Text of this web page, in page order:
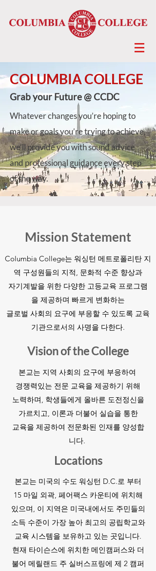
COLUMBIA COLLEGE
Grab your Future @ CCDC
Whatever changes you’re hoping to
make or goals you’re trying to achieve,
we’ll provide you with sound advice
and professional guidance every step
of the way.
Mission Statement
Columbia College는 워싱턴 메트로폴리탄 지
역 구성원들의 지적, 문화적 수준 향상과
자기계발을 위한 다양한 고등교육 프로그램
을 제공하며 빠르게 변화하는
글로벌 사회의 요구에 부응할 수 있도록 교육
기관으로서의 사명을 다한다.
Vision of the College
본교는 지역 사회의 요구에 부응하여
경쟁력있는 전문 교육을 제공하기 위해
노력하며, 학생들에게 올바른 도전정신을
가르치고, 이론과 더불어 실습을 통한
교육을 제공하여 전문화된 인재를 양성합
니다.
Locations
본교는 미국의 수도 워싱턴 D.C.로 부터
15 마일 외곽, 페어팩스 카운티에 위치해
있으며, 이 지역은 미국내에서도 주민들의
소득 수준이 가장 높아 최고의 공립학교와
교육 시스템을 보유하고 있는 곳입니다.
현재 타이슨스에 위치한 메인캠퍼스와 더
불어 메릴랜드 주 실버스프링에 제 2 캠퍼